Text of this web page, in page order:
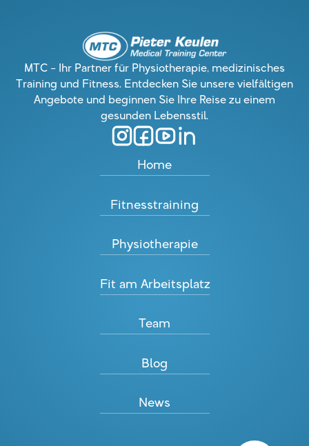
MTC – Ihr Partner für Physiotherapie, medizinisches
Training und Fitness. Entdecken Sie unsere vielfältigen
Angebote und beginnen Sie Ihre Reise zu einem
gesunden Lebensstil.
Home
Fitnesstraining
Physiotherapie
Fit am Arbeitsplatz
Team
Blog
News